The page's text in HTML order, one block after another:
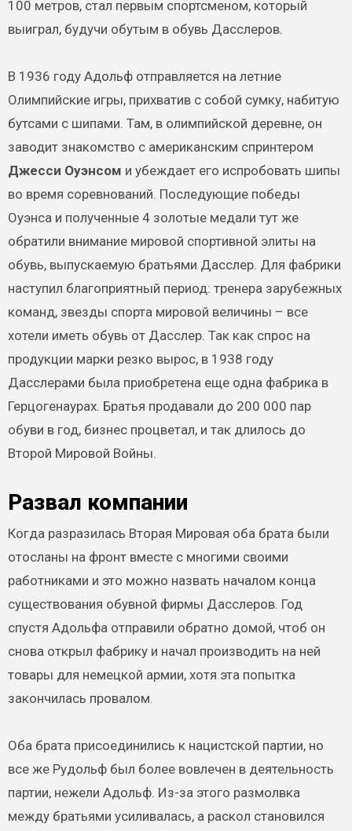
100 метров, стал первым спортсменом, который
выиграл, будучи обутым в обувь Дасслеров.
В 1936 году Адольф отправляется на летние
Олимпийские игры, прихватив с собой сумку, набитую
бутсами с шипами. Там, в олимпийской деревне, он
заводит знакомство с американским спринтером
Джесси Оуэнсом и убеждает его испробовать шипы
во время соревнований. Последующие победы
Оуэнса и полученные 4 золотые медали тут же
обратили внимание мировой спортивной элиты на
обувь, выпускаемую братьями Дасслер. Для фабрики
наступил благоприятный период: тренера зарубежных
команд, звезды спорта мировой величины – все
хотели иметь обувь от Дасслер. Так как спрос на
продукции марки резко вырос, в 1938 году
Дасслерами была приобретена еще одна фабрика в
Герцогенаурах. Братья продавали до 200 000 пар
обуви в год, бизнес процветал, и так длилось до
Второй Мировой Войны.
Развал компании
Когда разразилась Вторая Мировая оба брата были
отосланы на фронт вместе с многими своими
работниками и это можно назвать началом конца
существования обувной фирмы Дасслеров. Год
спустя Адольфа отправили обратно домой, чтоб он
снова открыл фабрику и начал производить на ней
товары для немецкой армии, хотя эта попытка
закончилась провалом.
Оба брата присоединились к нацистской партии, но
все же Рудольф был более вовлечен в деятельность
партии, нежели Адольф. Из-за этого размолвка
между братьями усиливалась, а раскол становился